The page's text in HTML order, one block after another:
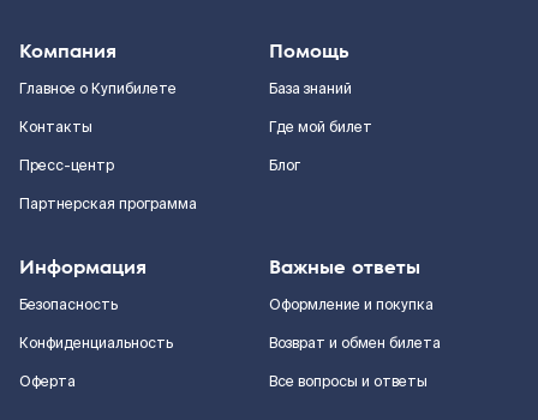
Компания
Главное о Купибилете
Контакты
Пресс-центр
Партнерская программа
Помощь
База знаний
Где мой билет
Блог
Информация
Безопасность
Конфиденциальность
Оферта
Важные ответы
Оформление и покупка
Возврат и обмен билета
Все вопросы и ответы